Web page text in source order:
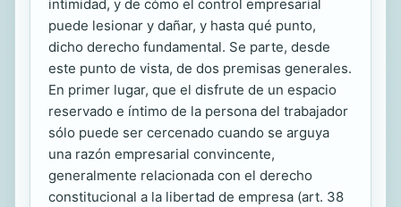
intimidad, y de cómo el control empresarial
puede lesionar y dañar, y hasta qué punto,
dicho derecho fundamental. Se parte, desde
este punto de vista, de dos premisas generales.
En primer lugar, que el disfrute de un espacio
reservado e íntimo de la persona del trabajador
sólo puede ser cercenado cuando se arguya
una razón empresarial convincente,
generalmente relacionada con el derecho
constitucional a la libertad de empresa (art. 38